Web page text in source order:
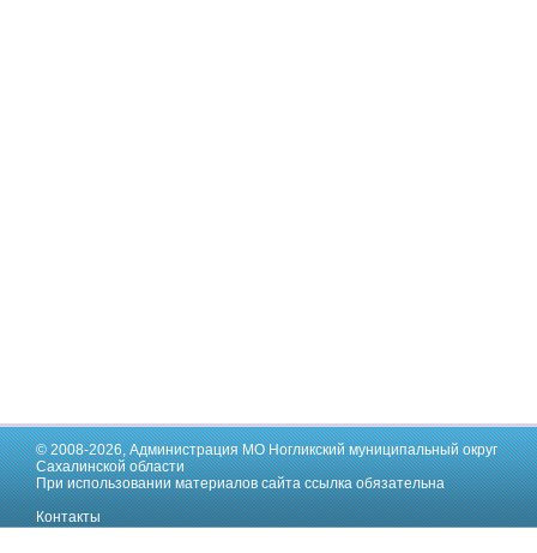
© 2008-2026,Администрация МО Ногликский муниципальный округ
Сахалинской области
При использовании материалов сайта ссылка обязательна
Контакты